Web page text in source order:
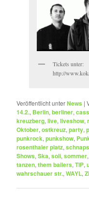
Tickets unter:
http://
Veröffentlicht unterNews |
14.2., Berlin,berliner,
kreuzberg,live,liveshow,
Oktober,ostkreuz,party,
punkrock,punkshow,
rosenthaler platz,schnaps
Shows,Ska,soli,sommer
tanzen,them bailers,TIP,
wahrschauer str.,WAYL,